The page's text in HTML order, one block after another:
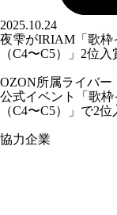
2025.10.24
夜雫がIRIAM「歌枠
（C4〜C5）」2位入
OZON所属ライバー
公式イベント「歌
（C4〜C5）」で2
協力企業